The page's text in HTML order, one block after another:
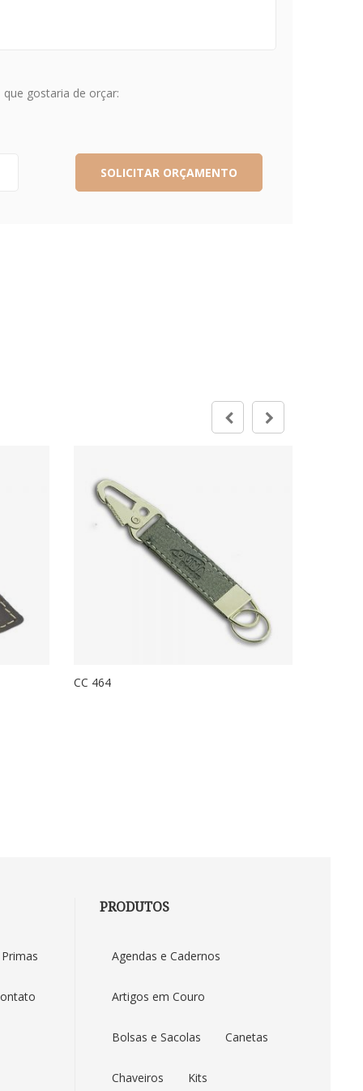
gostaria de orçar:
CC 464
PRODUTOS
Agendas e Cadernos
Artigos em Couro
Bolsas e Sacolas Canetas
Chaveiros Kits